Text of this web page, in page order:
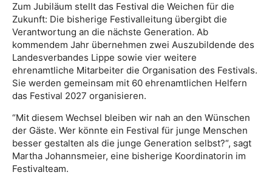
Zum Jubiläum stellt das Festival die Weichen für die
Zukunft: Die bisherige Festivalleitung übergibt die
Verantwortung an die nächste Generation. Ab
kommendem Jahr übernehmen zwei Auszubildende des
Landesverbandes Lippe sowie vier weitere
ehrenamtliche Mitarbeiter die Organisation des Festivals.
Sie werden gemeinsam mit 60 ehrenamtlichen Helfern
das Festival 2027 organisieren.
“Mit diesem Wechsel bleiben wir nah an den Wünschen
der Gäste. Wer könnte ein Festival für junge Menschen
besser gestalten als die junge Generation selbst?“, sagt
Martha Johannsmeier, eine bisherige Koordinatorin im
Festivalteam.